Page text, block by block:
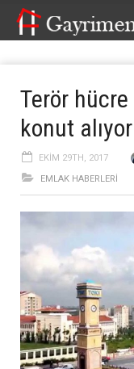
Terör
konut
EKIM 29TH, 2017
EMLAK HABERLERI